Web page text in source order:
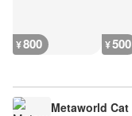
¥800 ¥500
Metaworld Cat